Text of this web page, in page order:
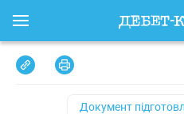
Документ